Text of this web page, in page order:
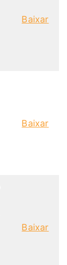
Baixar
Baixar
Baixar